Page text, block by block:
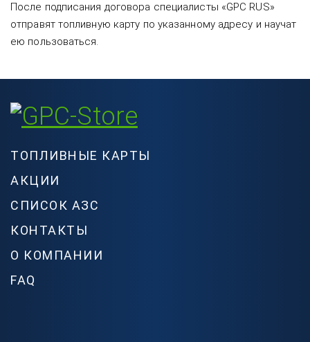
После подписания договора специалисты «GPC RUS»
отправят топливную карту по указанному адресу и научат
ею пользоваться.
ТОПЛИВНЫЕ КАРТЫ
АКЦИИ
СПИСОК АЗС
КОНТАКТЫ
О КОМПАНИИ
FAQ